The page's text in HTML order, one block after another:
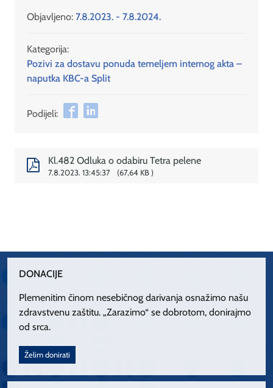
Objavljeno: 7.8.2023. - 7.8.2024.
Kategorija:
Pozivi za dostavu ponuda temeljem internog akta –
naputka KBC-a Split
Podijeli:
Kl.482 Odluka o odabiru Tetra pelene
7.8.2023. 13:45:37 67,64 KB
DONACIJE
Plemenitim činom nesebičnog darivanja osnažimo našu
zdravstvenu zaštitu. „Zarazimo“ se dobrotom, donirajmo
od srca.
Želim donirati